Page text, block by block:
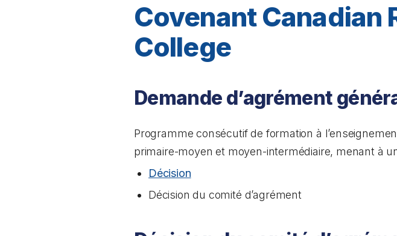
Covenant Canadian
College
Demande d’agrément
Programme consécutif de formation à
primaire-moyen et moyen-intermédiaire, menant à
Décision
Décision du comité d’agrément